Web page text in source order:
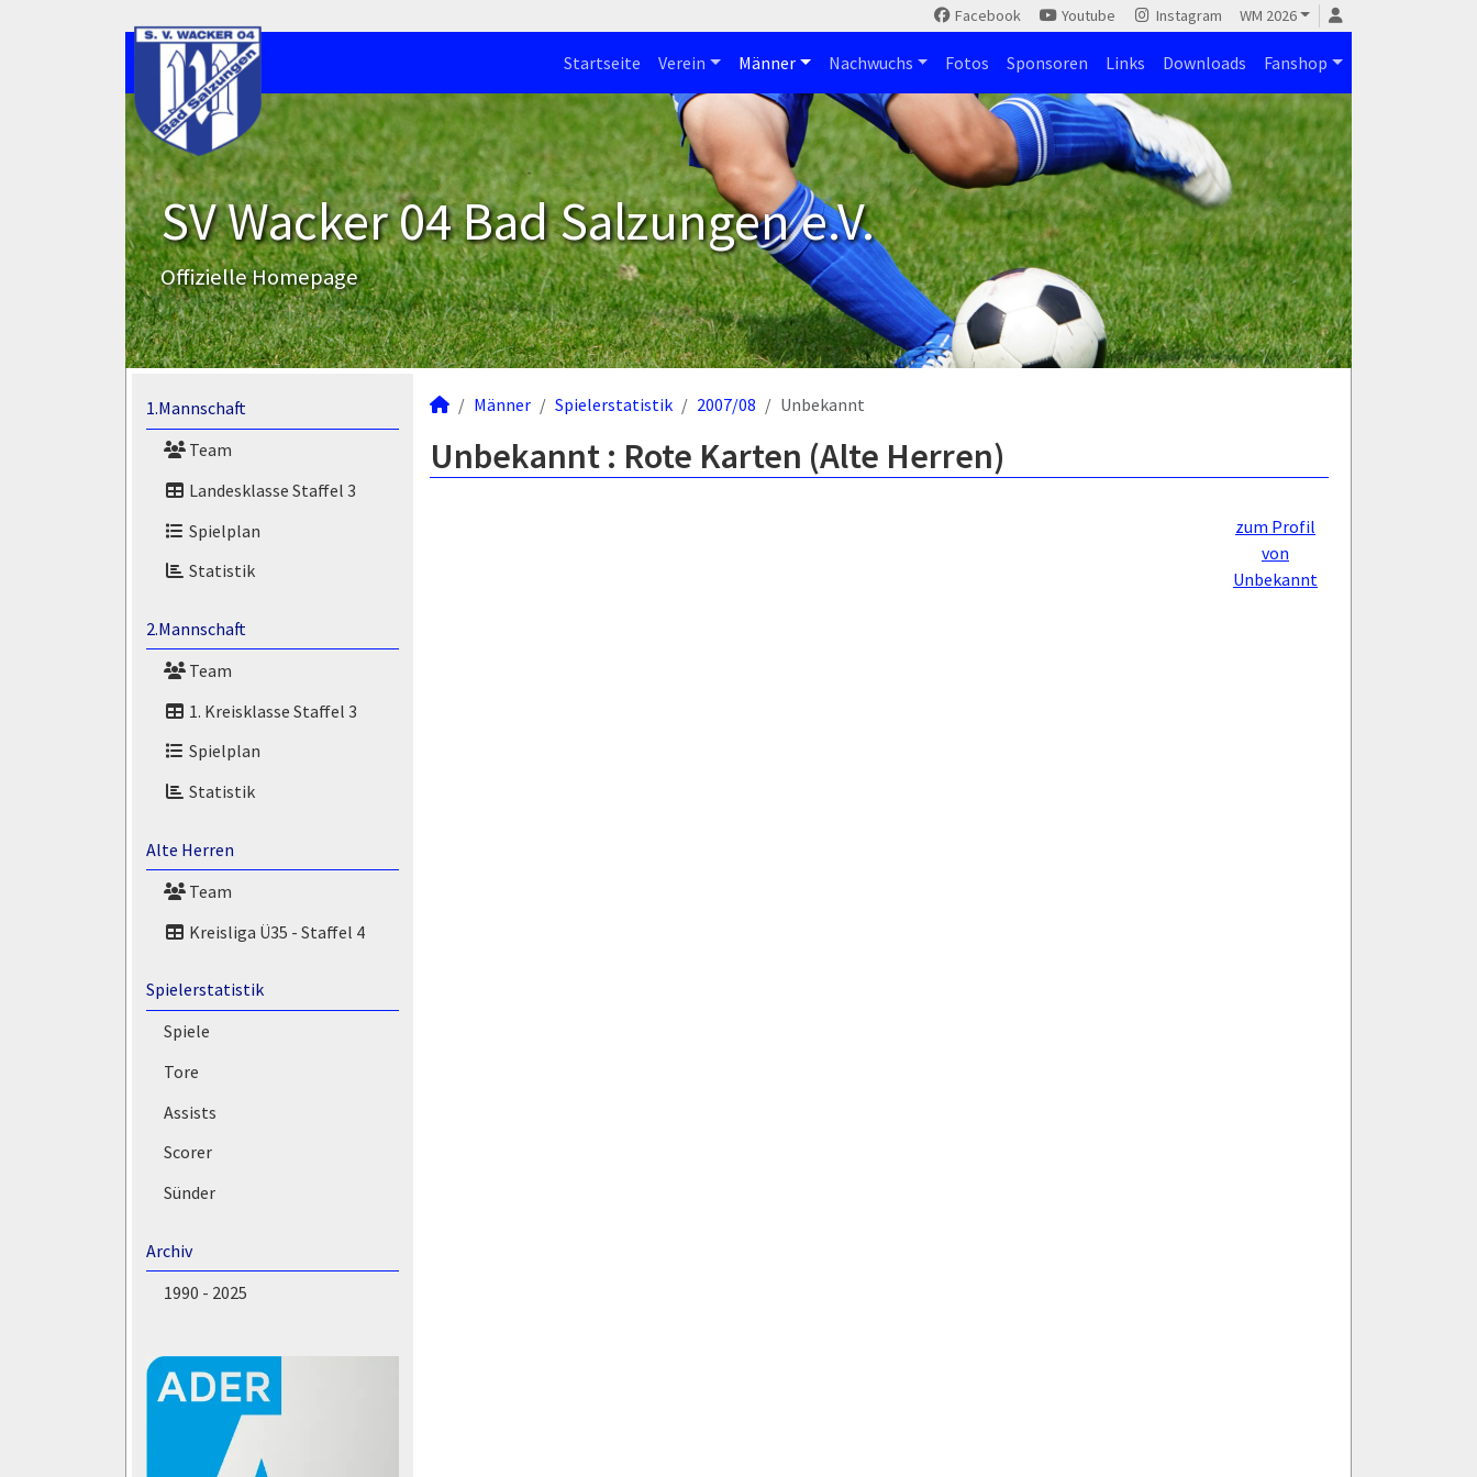
Facebook Youtube Instagram WM 2026
Startseite Verein Männer Nachwuchs Fotos Sponsoren Links Downloads Fanshop
SV Wacker 04 Bad Salzungen e.V.
Offizielle Homepage
1.Mannschaft
Team
Landesklasse Staffel 3
Spielplan
Statistik
2.Mannschaft
Team
1. Kreisklasse Staffel 3
Spielplan
Statistik
Alte Herren
Team
Kreisliga Ü35 - Staffel 4
Spielerstatistik
Spiele
Tore
Assists
Scorer
Sünder
Archiv
1990 - 2025
Männer Spielerstatistik 2007/08 Unbekannt
Unbekannt : Rote Karten (Alte Herren)
zum Profil
von
Unbekannt